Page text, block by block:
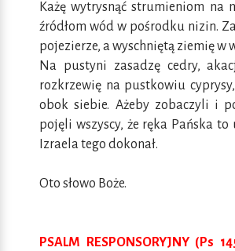
Każę wytrysnąć strumieniom na
źródłom wód w pośrodku nizin.
pojezierze, a wyschniętą ziemię w
Na pustyni zasadzę cedry,
rozkrzewię na pustkowiu
obok siebie. Ażeby zobaczyli i
pojęli wszyscy, że ręka Pańska to
Izraela tego dokonał.
Oto słowo Boże.
PSALM RESPONSORYJNY (Ps